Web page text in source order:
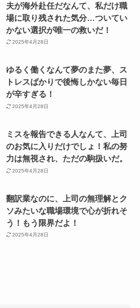
夫が海外赴任だなんて、私だけ職
場に取り残された気分…ついてい
かない選択が唯一の救いだ！
2025年4月28日
ゆるく働くなんて夢のまた夢、ス
トレスばかりで後悔しかない毎日
が辛すぎる！
2025年4月28日
ミスを報告できる人なんて、上司
のお気に入りだけでしょ！私の努
力は無視され、ただの駒扱いだ。
2025年4月28日
翻訳業なのに、上司の無理解とク
ソみたいな職場環境で心が折れそ
う！もう限界だよ！
2025年4月28日